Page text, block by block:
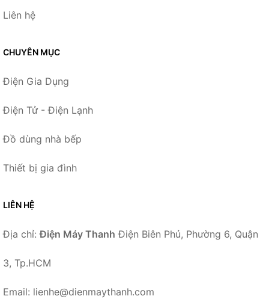
Liên hệ
CHUYÊN MỤC
Điện Gia Dụng
Điện Tử - Điện Lạnh
Đồ dùng nhà bếp
Thiết bị gia đình
LIÊN HỆ
Địa chỉ:Điện Máy Thanh Điện Biên Phủ, Phường 6, Quận
3, Tp.HCM
Email: lienhe@dienmaythanh.com